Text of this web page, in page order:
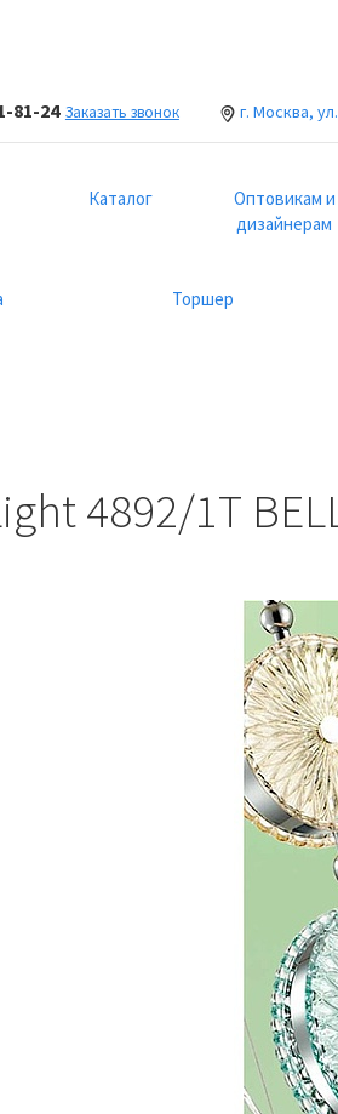
81-24 Заказать звонок г. Москва,
Каталог
Оптовикам и
дизайнерам
Торшер
4892/1T